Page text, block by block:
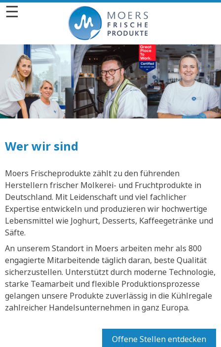
☰
Wer wir sind
Moers Frischeprodukte zählt zu den führenden
Herstellern frischer Molkerei- und Fruchtprodukte in
Deutschland. Mit Leidenschaft und viel fachlicher
Expertise entwickeln und produzieren wir hochwertige
Lebensmittel wie Joghurt, Desserts, Kaffeegetränke und
Säfte.
An unserem Standort in Moers arbeiten mehr als 800
engagierte Mitarbeitende täglich daran, beste Qualität
sicherzustellen. Unterstützt durch moderne Technologie,
starke Teamarbeit und flexible Produktionsprozesse
gelangen unsere Produkte zuverlässig in die Kühlregale
zahlreicher Handelsunternehmen in ganz Europa.
Offene Stellen entdecken